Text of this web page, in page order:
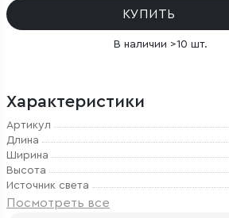
КУПИТЬ
В наличии >10 шт.
Характеристики
Артикул
Длина
Ширина
Высота
Источник света
Посмотреть все